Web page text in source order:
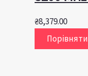
₴8,379.00
Порівняти